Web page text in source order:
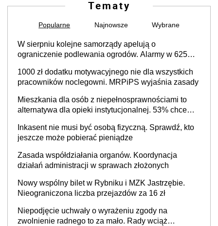
Tematy
Popularne Najnowsze Wybrane
W sierpniu kolejne samorządy apelują o
ograniczenie podlewania ogrodów. Alarmy w 625
cały kraj
1000 zł dodatku motywacyjnego nie dla wszystkich
pracowników noclegowni. MRPiPS wyjaśnia zasady
Mieszkania dla osób z niepełnosprawnościami to
alternatywa dla opieki instytucjonalnej. 53% chce
Inkasent nie musi być osobą fizyczną. Sprawdź, kto
jeszcze może pobierać pieniądze
Zasada współdziałania organów. Koordynacja
działań administracji w sprawach złożonych
Nowy wspólny bilet w Rybniku i MZK Jastrzębie.
Nieograniczona liczba przejazdów za 16 zł
Niepodjęcie uchwały o wyrażeniu zgody na
zwolnienie radnego to za mało. Rady wciąż